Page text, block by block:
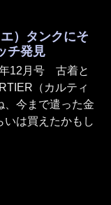
）タンクにそ
チ発見
12月号 古着と
（カルティ
、今まで遣った金
いは買えたかもし